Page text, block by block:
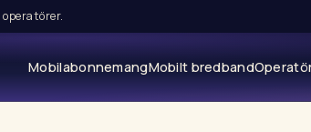
MobilabonnemangMobilt bredband